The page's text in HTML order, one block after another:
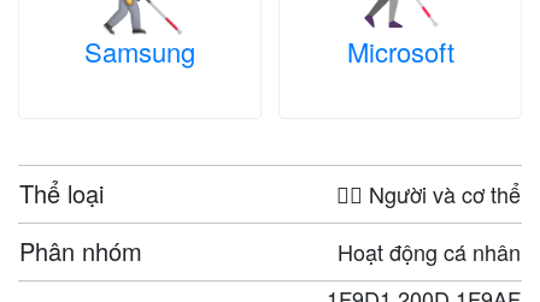
Samsung Microsoft
Thể loại 🤦‍♀️ Người và cơ thể
Phân nhóm Hoạt động cá nhân